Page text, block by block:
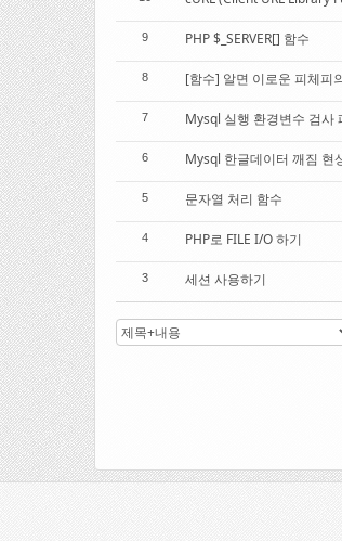
9 PHP $_SERVER[] 함수
8 [함수] 알면 이로운 피체피
7 Mysql 실행 환경변수 검사
6 Mysql 한글데이터 깨짐 현
5 문자열 처리 함수
4 PHP로 FILE I/O 하기
3 세션 사용하기